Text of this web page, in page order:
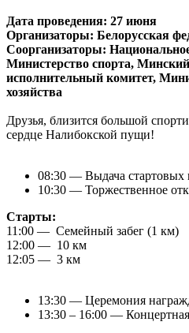
Дата проведения: 27 июня
Организаторы: Белорусская
Соорганизаторы:
Министерство спорта,
исполнительный комитет,
хозяйства
Друзья, близится большой
сердце Налибокской пущи!
08:30 — Выдача стартовых
10:30 — Торжественное
Старты:
11:00 — Семейный забег (1 км)
12:00 — 10 км
12:05 — 3 км
13:30 — Церемония
13:30 – 16:00 —